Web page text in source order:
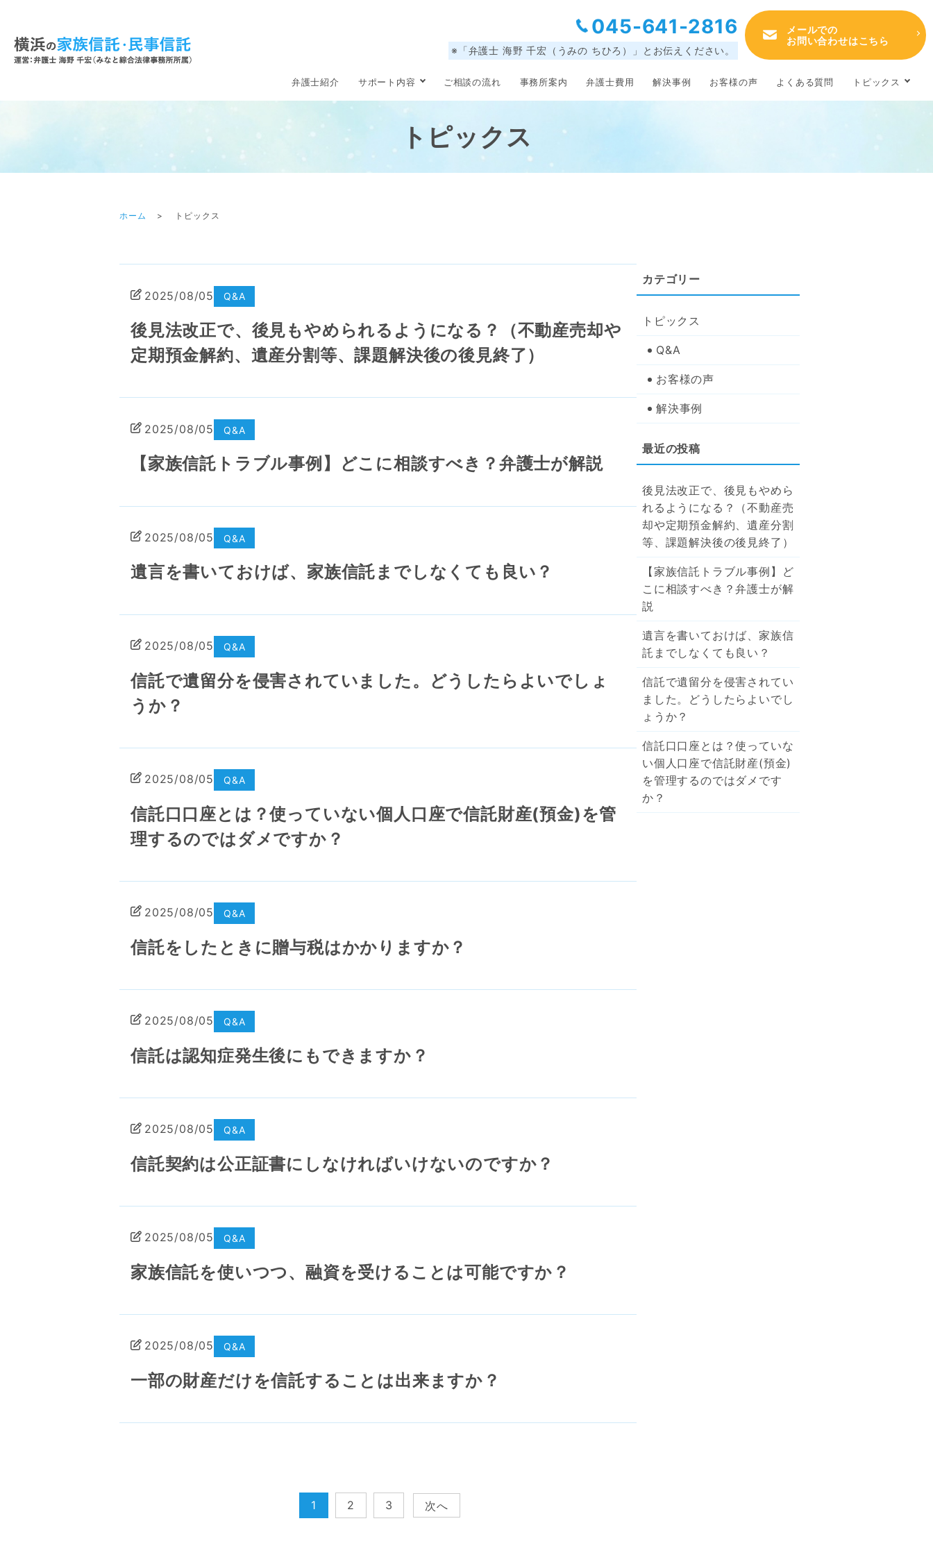
弁護士紹介 サポート内容 ご相談の流れ 事務所案内 弁護士費用 解決事例 お客様の声 よくある質問 トピックス
045-641-2816
※「弁護士 海野 千宏（うみの ちひろ）」とお伝えください。
メールでの
お問い合わせはこちら
トピックス
ホーム トピックス
2025/08/05 Q&A
後見法改正で、後見もやめられるようになる？（不動産売却や
定期預金解約、遺産分割等、課題解決後の後見終了）
2025/08/05 Q&A
【家族信託トラブル事例】どこに相談すべき？弁護士が解説
2025/08/05 Q&A
遺言を書いておけば、家族信託までしなくても良い？
2025/08/05 Q&A
信託で遺留分を侵害されていました。どうしたらよいでしょ
うか？
2025/08/05 Q&A
信託口口座とは？使っていない個人口座で信託財産(預金)を管
理するのではダメですか？
2025/08/05 Q&A
信託をしたときに贈与税はかかりますか？
2025/08/05 Q&A
信託は認知症発生後にもできますか？
2025/08/05 Q&A
信託契約は公正証書にしなければいけないのですか？
2025/08/05 Q&A
家族信託を使いつつ、融資を受けることは可能ですか？
2025/08/05 Q&A
一部の財産だけを信託することは出来ますか？
1 2 3 次へ
トピックス
Q&A
お客様の声
解決事例
後見法改正で、後見もやめら
れるようになる？（不動産売
却や定期預金解約、遺産分割
等、課題解決後の後見終了）
【家族信託トラブル事例】ど
こに相談すべき？弁護士が解
説
遺言を書いておけば、家族信
託までしなくても良い？
信託で遺留分を侵害されてい
ました。どうしたらよいでし
ょうか？
信託口口座とは？使っていな
い個人口座で信託財産(預金)
を管理するのではダメです
か？